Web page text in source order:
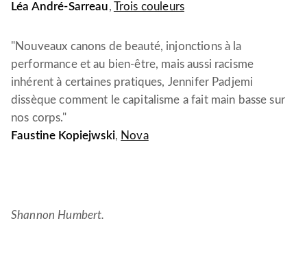
Léa André-Sarreau, Trois couleurs
"Nouveaux canons de beauté, injonctions à la
performance et au bien-être, mais aussi racisme
inhérent à certaines pratiques, Jennifer Padjemi
dissèque comment le capitalisme a fait main basse sur
nos corps."
Faustine Kopiejwski, Nova
Shannon Humbert.